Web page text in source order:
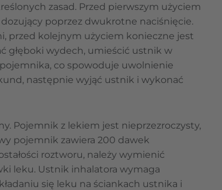
zasad. Przed pierwszym użyciem
poprzez dwukrotne naciśnięcie.
przed kolejnym użyciem konieczne jest
głęboki wydech, umieścić ustnik w
co spowoduje uwolnienie
następnie wyjąć ustnik i wykonać
Pojemnik z lekiem jest nieprzezroczysty,
pojemnik zawiera 200 dawek
roztworu, należy wymienić
leku. Ustnik inhalatora wymaga
się leku na ściankach ustnika i